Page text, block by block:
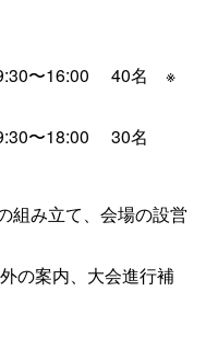
9:30〜16:00 40名 ※
〜18:00 30名
組み立て、会場の設営
の案内、大会進行補